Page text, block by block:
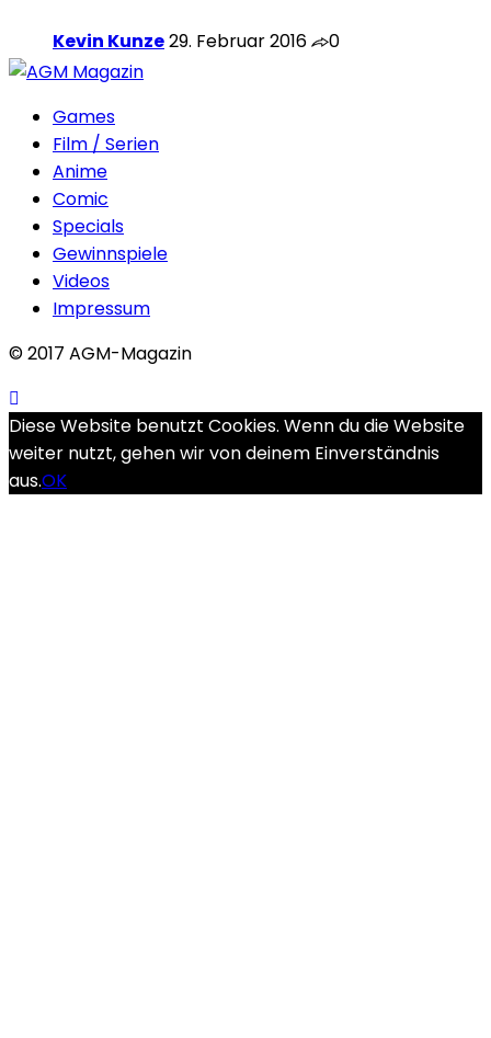
Kevin Kunze29. Februar 2016 0
Games
Film / Serien
Anime
Comic
Specials
Gewinnspiele
Videos
Impressum
© 2017 AGM-Magazin
Diese Website benutzt Cookies. Wenn du die Website
weiter nutzt, gehen wir von deinem Einverständnis
aus.OK